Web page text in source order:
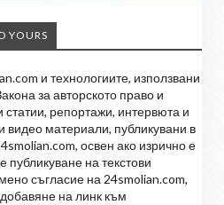
YOURS
и технологиите, използвани
за авторското право и
репортажи, интервюта и
видео материали, публикувани в
освен ако изрично е
публикуване на текстови
съгласие на 24smolian.com,
на линк към